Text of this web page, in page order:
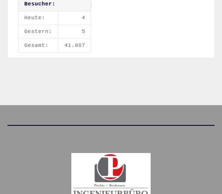
Besucher:
Heute: 4
Gestern: 5
Gesamt: 41.807